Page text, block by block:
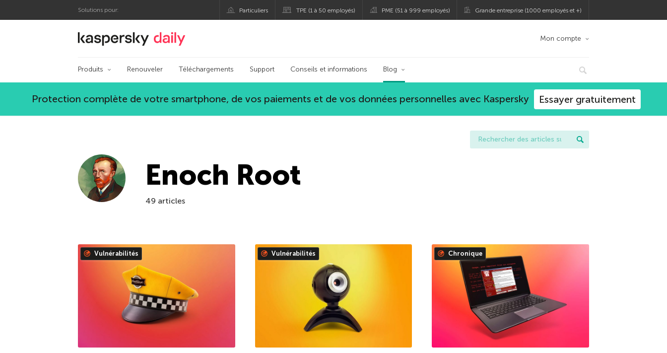
Solutions pour: Particuliers TPE (1 à 50 employés) PME (51 à 999 employés) Grande entreprise (1000 employés et +)
Blog officiel de Kaspersky Mon compte
Produits Renouveler Téléchargements Support Conseils et informations Blog
Protection complète de votre smartphone, de vos paiements et de vos données personnelles avec Kaspersky Essayer gratuitement
Enoch Root
49 articles
Vulnérabilités Vulnérabilités Chronique